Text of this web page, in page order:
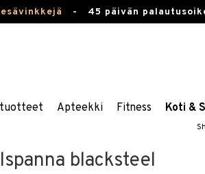
- 45 päivän
Apteekki Fitness Koti &
blacksteel